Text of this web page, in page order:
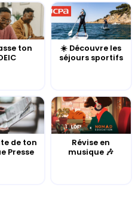
ton
☀️ Découvre les
séjours sportifs
de ton
Presse
Révise en
musique 🎶